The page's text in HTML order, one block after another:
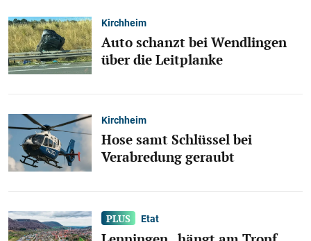
Kirchheim
Auto schanzt bei Wendlingen
über die Leitplanke
Kirchheim
Hose samt Schlüssel bei
Verabredung geraubt
Etat